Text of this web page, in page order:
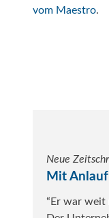
vom Maestro.
Neue
Mit
“Er war weit